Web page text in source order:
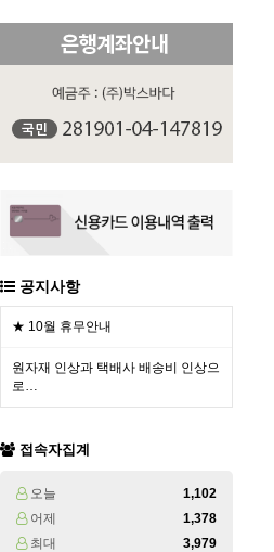
공지사항
★ 10월 휴무안내
원자재 인상과 택배사 배송비 인상으
로…
접속자집계
오늘
1,102
어제
1,378
최대
3,979